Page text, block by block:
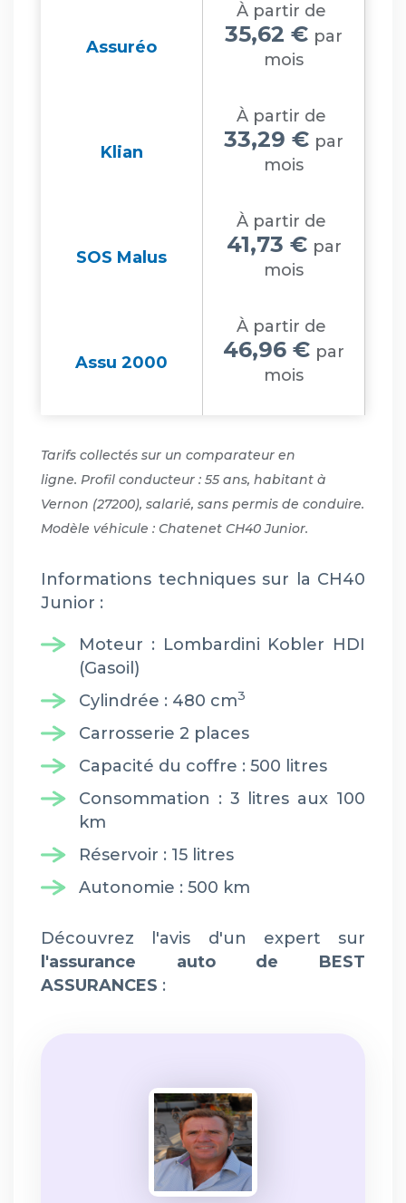
Assuréo
À partir de
35,62 € par
mois
Klian
À partir de
33,29 € par
mois
SOS Malus
À partir de
41,73 € par
mois
Assu 2000
À partir de
46,96 € par
mois
Tarifs collectés sur un comparateur en
ligne. Profil conducteur : 55 ans, habitant à
Vernon (27200), salarié, sans permis de conduire.
Modèle véhicule : Chatenet CH40 Junior.
Informations techniques sur la CH40
Junior :
Moteur : Lombardini Kobler HDI
(Gasoil)
Cylindrée : 480 cm3
Carrosserie 2 places
Capacité du coffre : 500 litres
Consommation : 3 litres aux 100
km
Réservoir : 15 litres
Autonomie : 500 km
Découvrez l'avis d'un expert sur
l'assurance auto de BEST
ASSURANCES :